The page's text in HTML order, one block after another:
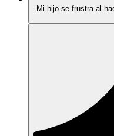
Mi hijo se frustra al